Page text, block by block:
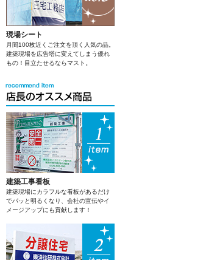
現場シート
月間100枚近くご注文を頂く人気の品。
建築現場を広告塔に変えてしまう優れ
もの！目立たせるならマスト。
建築工事看板
建築現場にカラフルな看板があるだけ
でパッと明るくなり、会社の宣伝やイ
メージアップにも貢献します！